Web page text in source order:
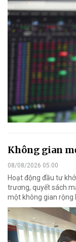
Không gian
08/08/2026 05:00
Hoạt động đầu tư
trương, quyết sách
một không gian rộng